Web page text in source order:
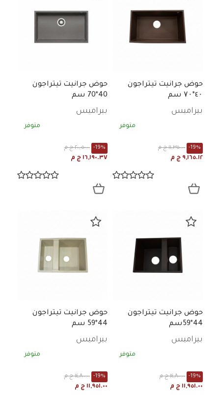
حوض جرانيت تيتراجون
٤۰*۷۰ سم
بيراميس
متوفر
١١,٣٥٠.٠٠ ج م -19%
٩,١٦٥.١٢ ج م
حوض جرانيت تيتراجون
40*70 سم
بيراميس
متوفر
٢٠,٠٥٠.٠٠ ج م -19%
١٦,١٩٠.٣٧ ج م
حوض جرانيت تيتراجون
44*59سم
بيراميس
متوفر
١٤,٨٠٠.٠٠ ج م -19%
١١,٩٥١.٠٠ ج م
حوض جرانيت تيتراجون
44*59 سم
بيراميس
متوفر
١٤,٨٠٠.٠٠ ج م -19%
١١,٩٥١.٠٠ ج م